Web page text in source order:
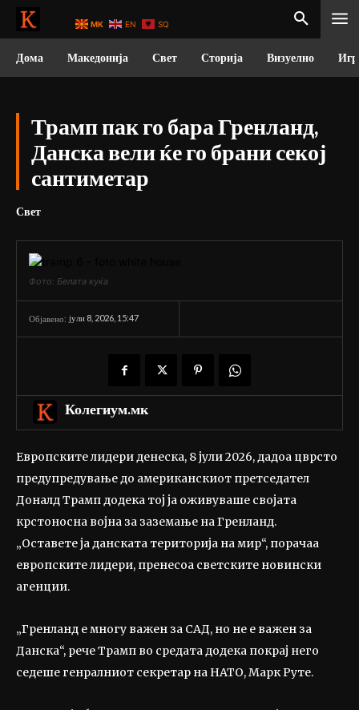
Дома Македонија Свет Сторија Визуелно
Трамп пак го бара Гренланд,
Данска вели ќе го брани секој
сантиметар
Свет
Фото: Белата куќа
Објавено: јули 8, 2026, 15:47
Колегиум.мк
Европските лидери денеска, 8 јули 2026, дадоа цврсто
предупредување до американскиот претседател
Доналд Трамп додека тој ја оживуваше својата
крстоносна војна за заземање на Гренланд.
„Оставете ја данската територија на мир“, порачаа
европските лидери, пренесоа светските новински
агенции.
„Гренланд е многу важен за САД, но не е важен за
Данска“, рече Трамп во средата додека покрај него
седеше генралниот секретар на НАТО, Марк Руте.
MK EN SQ